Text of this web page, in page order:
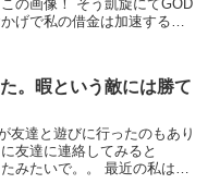
の画像！ そう凱旋にてGOD
げで私の借金は加速するの
。暇という敵には勝て
友達と遊びに行ったのもあり
友達に連絡してみると
みたいで。。 最近の私はパ